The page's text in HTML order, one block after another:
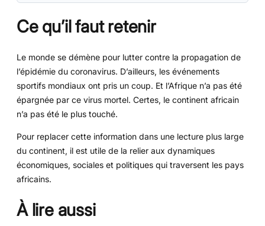
Ce qu’il faut retenir
Le monde se démène pour lutter contre la propagation de
l’épidémie du coronavirus. D’ailleurs, les événements
sportifs mondiaux ont pris un coup. Et l’Afrique n’a pas été
épargnée par ce virus mortel. Certes, le continent africain
n’a pas été le plus touché.
Pour replacer cette information dans une lecture plus large
du continent, il est utile de la relier aux dynamiques
économiques, sociales et politiques qui traversent les pays
africains.
À lire aussi